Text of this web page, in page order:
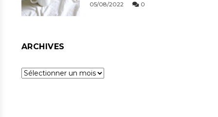
05/08/2022 0
ARCHIVES
Archives